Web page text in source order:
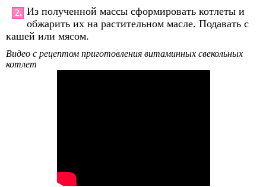
2. Из полученной массы сформировать котлеты и
обжарить их на растительном масле. Подавать с
кашей или мясом.
Видео с рецептом приготовления витаминных свекольных
котлет